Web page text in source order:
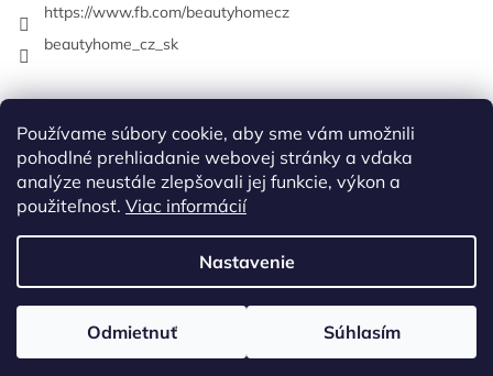
Používame súbory cookie, aby sme vám umožnili
pohodlné prehliadanie webovej stránky a vďaka
analýze neustále zlepšovali jej funkcie, výkon a
použiteľnosť. Viac informácií
Nastavenie
Odmietnuť Súhlasím
https://www.fb.com/beautyhomecz
beautyhome_cz_sk
Vytvoril Shoptet
Copyright 2026beauty-home . Všetky práva vyhradené.